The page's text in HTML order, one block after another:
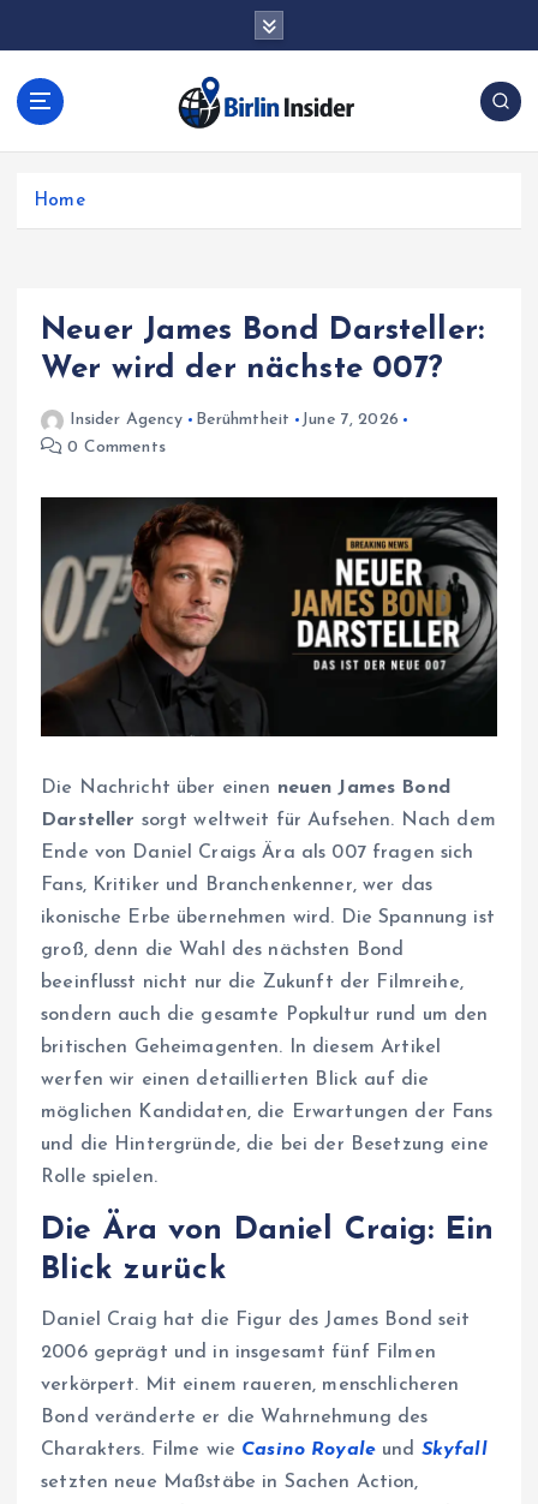
o
Home
Neuer James Bond Darsteller:
Wer wird der nächste 007?
Insider Agency Berühmtheit
June 7, 2026
0 Comments
Die Nachricht über einen neuen James Bond
Darsteller sorgt weltweit für Aufsehen. Nach dem
Ende von Daniel Craigs Ära als 007 fragen sich
Fans, Kritiker und Branchenkenner, wer das
ikonische Erbe übernehmen wird. Die Spannung ist
groß, denn die Wahl des nächsten Bond
beeinflusst nicht nur die Zukunft der Filmreihe,
sondern auch die gesamte Popkultur rund um den
britischen Geheimagenten. In diesem Artikel
werfen wir einen detaillierten Blick auf die
möglichen Kandidaten, die Erwartungen der Fans
und die Hintergründe, die bei der Besetzung eine
Rolle spielen.
Die Ära von Daniel Craig: Ein
Blick zurück
Daniel Craig hat die Figur des James Bond seit
2006 geprägt und in insgesamt fünf Filmen
verkörpert. Mit einem raueren, menschlicheren
Bond veränderte er die Wahrnehmung des
Charakters. Filme wie Casino Royale und Skyfall
setzten neue Maßstäbe in Sachen Action,